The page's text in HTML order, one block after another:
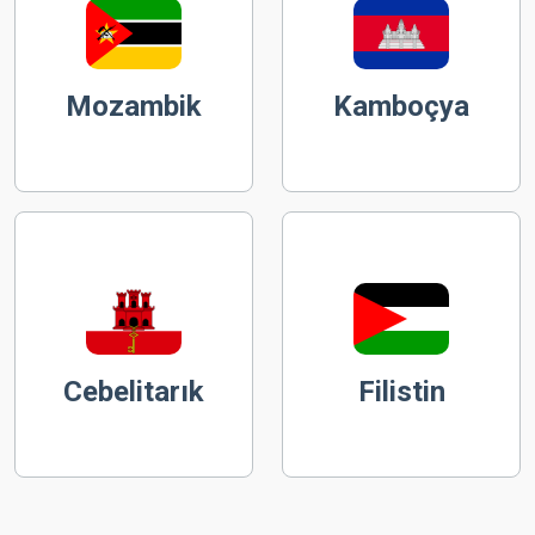
Mozambik Kamboçya
Cebelitarık Filistin